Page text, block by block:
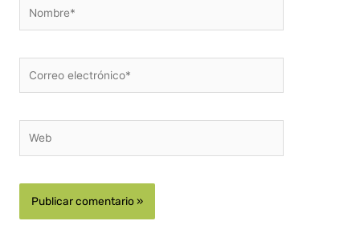
electrónico*